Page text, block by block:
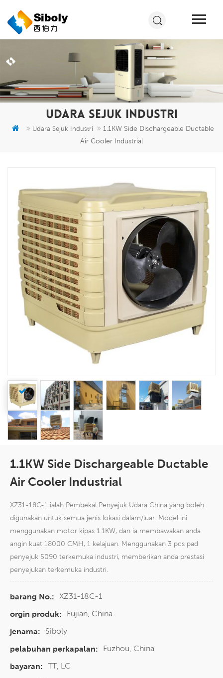
UDARA SEJUK INDUSTRI
Udara Sejuk Industri
1.1KW Side Dischargeable Ductable
Air Cooler Industrial
1.1KW Side Dischargeable Ductable
Air Cooler Industrial
XZ31-18C-1 ialah Pembekal Penyejuk Udara China yang boleh
digunakan untuk semua jenis lokasi dalam/luar. Model ini
menggunakan motor kipas 1.1KW, dan ia membawakan anda
angin kuat 18000 CMH, 1 kelajuan. Menggunakan 3 pcs pad
penyejuk 5090 terkemuka industri, memberikan anda prestasi
penyejukan terkemuka industri.
barang No.: XZ31-18C-1
orgin produk:
Fujian, China
jenama:
Siboly
pelabuhan perkapalan:
Fuzhou, China
bayaran: TT, LC